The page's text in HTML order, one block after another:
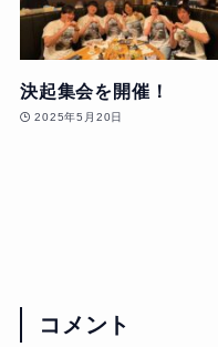
決起集会を開催！
2025年5月20日
コメント